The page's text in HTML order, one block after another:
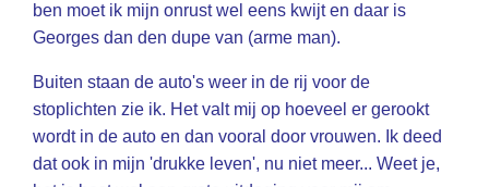
ben moet ik mijn onrust wel eens kwijt en daar is
Georges dan den dupe van (arme man).
Buiten staan de auto's weer in de rij voor de
stoplichten zie ik. Het valt mij op hoeveel er gerookt
wordt in de auto en dan vooral door vrouwen. Ik deed
dat ook in mijn 'drukke leven', nu niet meer... Weet je,